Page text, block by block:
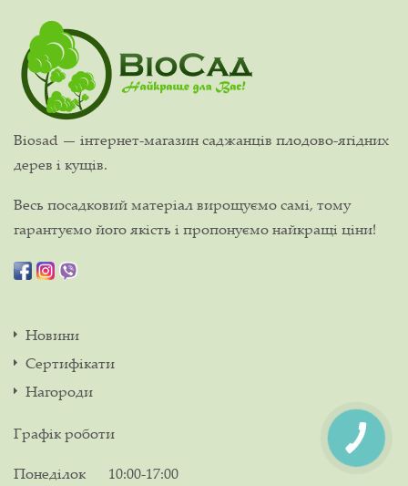
Biosad — інтернет-магазин саджанців плодово-ягідних
дерев і кущів.
Весь посадковий матеріал вирощуємо самі, тому
гарантуємо його якість і пропонуємо найкращі ціни!
Новини
Сертифікати
Нагороди
Графік роботи
Понеділок
10:00-17:00